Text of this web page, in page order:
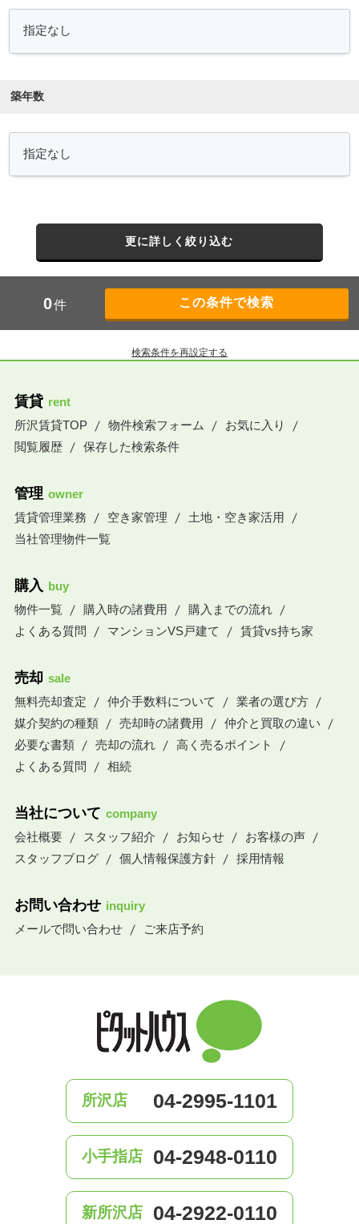
築年数
更に詳しく絞り込む
0件
検索条件を再設定する
賃貸 rent
所沢賃貸TOP
物件検索フォーム
お気に入り
閲覧履歴
保存した検索条件
管理 owner
賃貸管理業務
空き家管理
土地・空き家活用
当社管理物件一覧
購入 buy
物件一覧
購入時の諸費用
購入までの流れ
よくある質問
マンションVS戸建て 賃貸vs持ち家
売却 sale
無料売却査定
仲介手数料について
業者の選び方
媒介契約の種類
売却時の諸費用
仲介と買取の違い
必要な書類
売却の流れ
高く売るポイント
よくある質問
相続
当社について company
会社概要
スタッフ紹介 お知らせ
お客様の声
スタッフブログ
個人情報保護方針 採用情報
お問い合わせ inquiry
メールで問い合わせ
ご来店予約
所沢店 04-2995-1101
小手指店 04-2948-0110
新所沢店 04-2922-0110